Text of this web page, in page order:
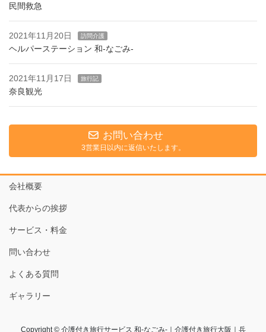
民間救急
2021年11月20日 訪問介護
ヘルパーステーション 和-なごみ-
2021年11月17日 旅行記
奈良観光
お問い合わせ
3営業日以内に返信いたします。
会社概要
代表からの挨拶
サービス・料金
問い合わせ
よくある質問
ギャラリー
Copyright © 介護付き旅行サービス 和-なごみ-｜介護付き旅行大阪｜兵